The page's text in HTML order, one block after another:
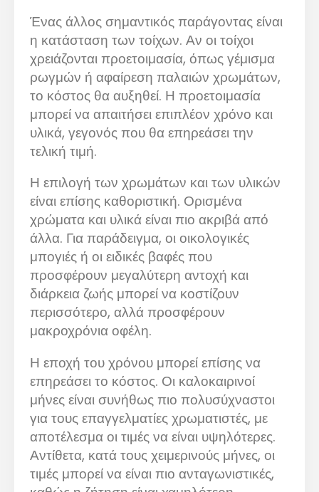
Ένας άλλος σημαντικός παράγοντας είναι
η κατάσταση των τοίχων. Αν οι τοίχοι
χρειάζονται προετοιμασία, όπως γέμισμα
ρωγμών ή αφαίρεση παλαιών χρωμάτων,
το κόστος θα αυξηθεί. Η προετοιμασία
μπορεί να απαιτήσει επιπλέον χρόνο και
υλικά, γεγονός που θα επηρεάσει την
τελική τιμή.
Η επιλογή των χρωμάτων και των υλικών
είναι επίσης καθοριστική. Ορισμένα
χρώματα και υλικά είναι πιο ακριβά από
άλλα. Για παράδειγμα, οι οικολογικές
μπογιές ή οι ειδικές βαφές που
προσφέρουν μεγαλύτερη αντοχή και
διάρκεια ζωής μπορεί να κοστίζουν
περισσότερο, αλλά προσφέρουν
μακροχρόνια οφέλη.
Η εποχή του χρόνου μπορεί επίσης να
επηρεάσει το κόστος. Οι καλοκαιρινοί
μήνες είναι συνήθως πιο πολυσύχναστοι
για τους επαγγελματίες χρωματιστές, με
αποτέλεσμα οι τιμές να είναι υψηλότερες.
Αντίθετα, κατά τους χειμερινούς μήνες, οι
τιμές μπορεί να είναι πιο ανταγωνιστικές,